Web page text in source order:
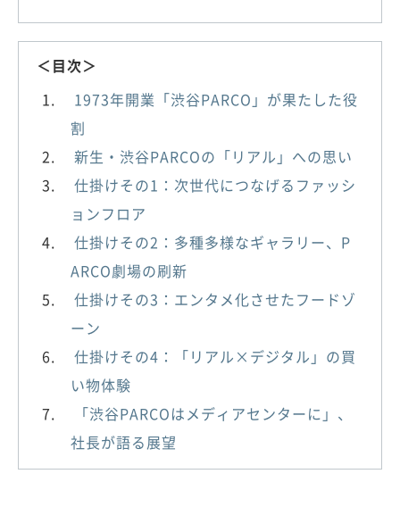
＜目次＞
1973年開業「渋谷PARCO」が果たした役
割
新生・渋谷PARCOの「リアル」への思い
仕掛けその1：次世代につなげるファッシ
ョンフロア
仕掛けその2：多種多様なギャラリー、P
ARCO劇場の刷新
仕掛けその3：エンタメ化させたフードゾ
ーン
仕掛けその4：「リアル×デジタル」の買
い物体験
「渋谷PARCOはメディアセンターに」、
社長が語る展望